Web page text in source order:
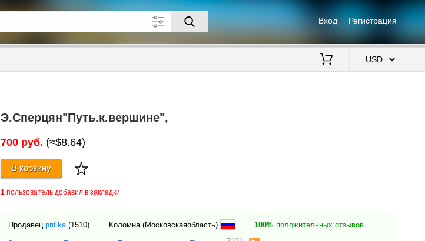
Вход Регистрация
Э.Сперцян"Путь.к.вершине",
700 руб. (≈$8.64)
В корзину
1 пользователь добавил в закладки
Продавец pritika (1510) Коломна (Московскаяобласть) 100% положительных отзывов